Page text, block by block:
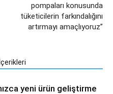
pompaları konusunda
tüketicilerin farkındalığını
artırmayı amaçlıyoruz”
yeni ürün geliştirme